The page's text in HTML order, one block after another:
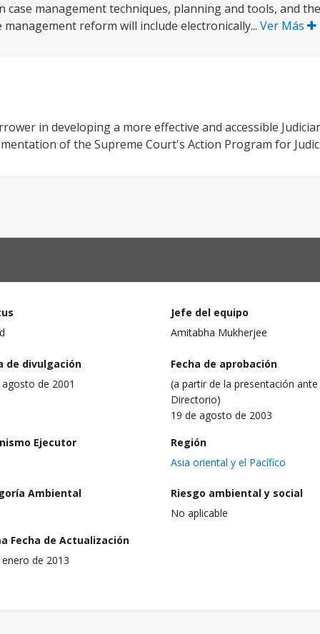
management techniques, planning and tools, and
reform will include electronically... Ver Más
in developing a more effective and accessible
of the Supreme Court's Action Program for
Jefe del equipo
Amitabha Mukherjee
de divulgación
de 2001
Fecha de aprobación
(a partir de la presentación ante
Directorio)
19 de agosto de 2003
Ejecutor
Región
Asia oriental y el Pacífico
Ambiental
Riesgo ambiental y social
No aplicable
Fecha de Actualización
de 2013